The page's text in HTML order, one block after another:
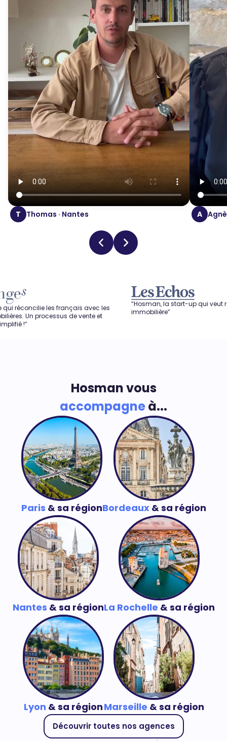
T Thomas · Nantes A
les français avec les
de vente et
“Hosman, la start-up qui veut
immobilière”
Hosman vous
accompagneà...
Paris & sa régionBordeaux& sa région
Nantes & sa régionLa Rochelle & sa région
Lyon & sa régionMarseille & sa région
Découvrir toutes nos agences